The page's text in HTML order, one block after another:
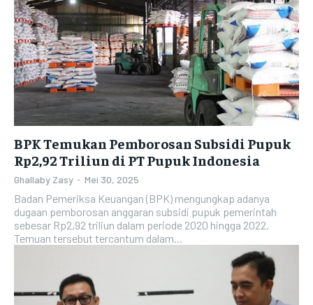
BPK Temukan Pemborosan Subsidi Pupuk
Rp2,92 Triliun di PT Pupuk Indonesia
Ghallaby Zasy - Mei 30, 2025
Badan Pemeriksa Keuangan (BPK) mengungkap adanya
dugaan pemborosan anggaran subsidi pupuk pemerintah
sebesar Rp2,92 triliun dalam periode 2020 hingga 2022.
Temuan tersebut tercantum dalam...